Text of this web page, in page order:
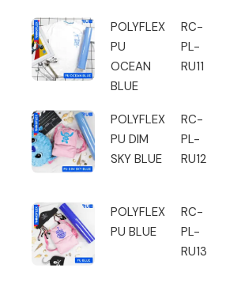
POLYFLEX
PU
OCEAN
BLUE
RC-
PL-
RU11
POLYFLEX
PU DIM
SKY BLUE
RC-
PL-
RU12
POLYFLEX
PU BLUE
RC-
PL-
RU13